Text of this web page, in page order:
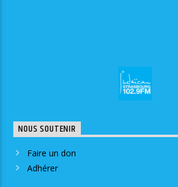
NOUS SOUTENIR
Faire un don
Adhérer